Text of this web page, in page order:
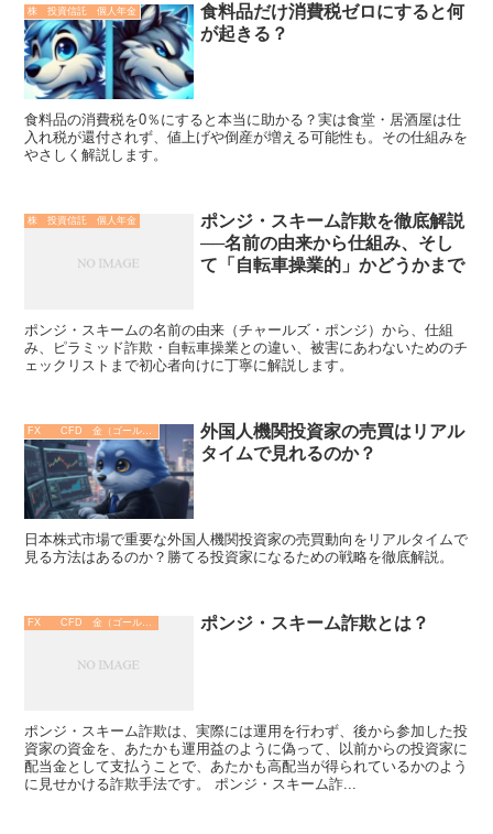
株 投資信託 個人年金
食料品だけ消費税ゼロにすると何
が起きる？
食料品の消費税を0％にすると本当に助かる？実は食堂・居酒屋は仕
入れ税が還付されず、値上げや倒産が増える可能性も。その仕組みを
やさしく解説します。
株 投資信託 個人年金
ポンジ・スキーム詐欺を徹底解説
──名前の由来から仕組み、そし
て「自転車操業的」かどうかまで
ポンジ・スキームの名前の由来（チャールズ・ポンジ）から、仕組
み、ピラミッド詐欺・自転車操業との違い、被害にあわないためのチ
ェックリストまで初心者向けに丁寧に解説します。
外国人機関投資家の売買はリアル
タイムで見れるのか？
日本株式市場で重要な外国人機関投資家の売買動向をリアルタイムで
見る方法はあるのか？勝てる投資家になるための戦略を徹底解説。
FX CFD 金（ゴールド） ポンジ・スキーム詐欺とは？
ポンジ・スキーム詐欺は、実際には運用を行わず、後から参加した投
資家の資金を、あたかも運用益のように偽って、以前からの投資家に
配当金として支払うことで、あたかも高配当が得られているかのよう
に見せかける詐欺手法です。 ポンジ・スキーム詐...